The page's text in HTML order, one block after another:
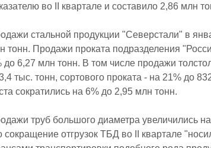
во II квартале и составило 2,86 млн
стальной продукции "Северстали" в
тонн. Продажи проката подразделения
до 6,27 млн тонн. В том числе продажи
тыс. тонн, сортового проката - на 21% до
сократились на 6% до 2,95 млн тонн.
труб большого диаметра увеличились
сокращение отгрузок ТБД во II квартале